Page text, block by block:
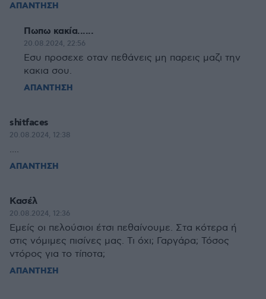
ΑΠΑΝΤΗΣΗ
Πωπω κακία......
20.08.2024, 22:56
Εσυ προσεχε οταν πεθάνεις μη παρεις μαζι την
κακια σου.
ΑΠΑΝΤΗΣΗ
shitfaces
20.08.2024, 12:38
....
ΑΠΑΝΤΗΣΗ
Κασέλ
20.08.2024, 12:36
Εμείς οι πελούσιοι έτσι πεθαίνουμε. Στα κότερα ή
στις νόμιμες πισίνες μας. Τι όχι; Γαργάρα; Τόσος
ντόρος για το τίποτα;
ΑΠΑΝΤΗΣΗ